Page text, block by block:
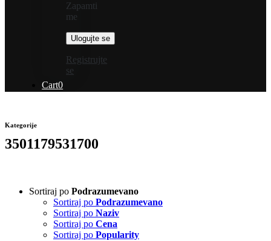
Zapamti
me
Registrujte
se
Cart0
Kategorije
3501179531700
Sortiraj po Podrazumevano
Sortiraj po Podrazumevano
Sortiraj po Naziv
Sortiraj po Cena
Sortiraj po Popularity